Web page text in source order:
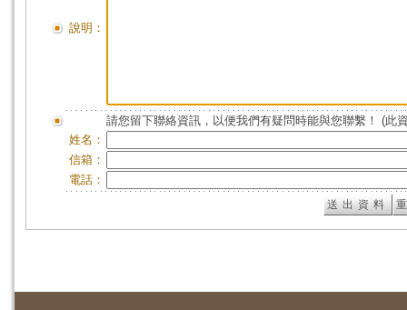
說明：
請您留下聯絡資訊，以便我們有疑問時能與您聯繫！ (此
姓名：
信箱：
電話：